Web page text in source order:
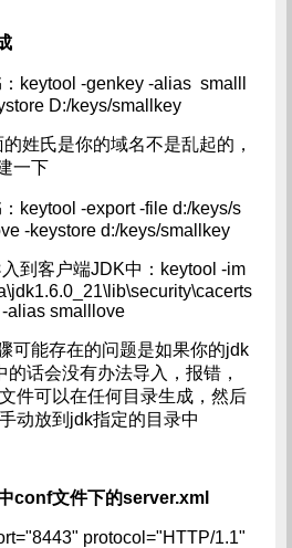
-genkey -alias smalll
D:/keys/smallkey
你的域名不是乱起的，
一下
-export -file d:/keys/s
-keystore d:/keys/smallkey
户端JDK中：keytool -im
alias smalllove
在的问题是如果你的jdk
话会没有办法导入，报错，
件可以在任何目录生成，然后
动放到jdk指定的目录中
conf文件下的server.xml
protocol="HTTP/1.1"